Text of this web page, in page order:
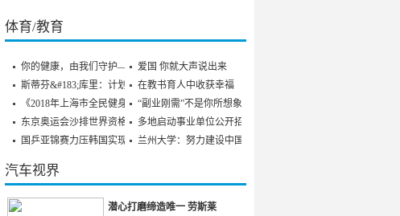
体育/教育
你的健康，由我们守护——
斯蒂芬&#183;库里：计划参
《2018年上海市全民健身发
东京奥运会沙排世界资格赛
国乒亚锦赛力压韩国实现男
爱国 你就大声说出来
在教书育人中收获幸福
“副业刚需”不是你所想象
多地启动事业单位公开招聘
兰州大学：努力建设中国特
汽车视界
潜心打磨缔造唯一 劳斯莱